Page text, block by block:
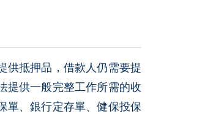
供抵押品，借款人仍需要提
提供一般完整工作所需的收
單、銀行定存單、健保投保